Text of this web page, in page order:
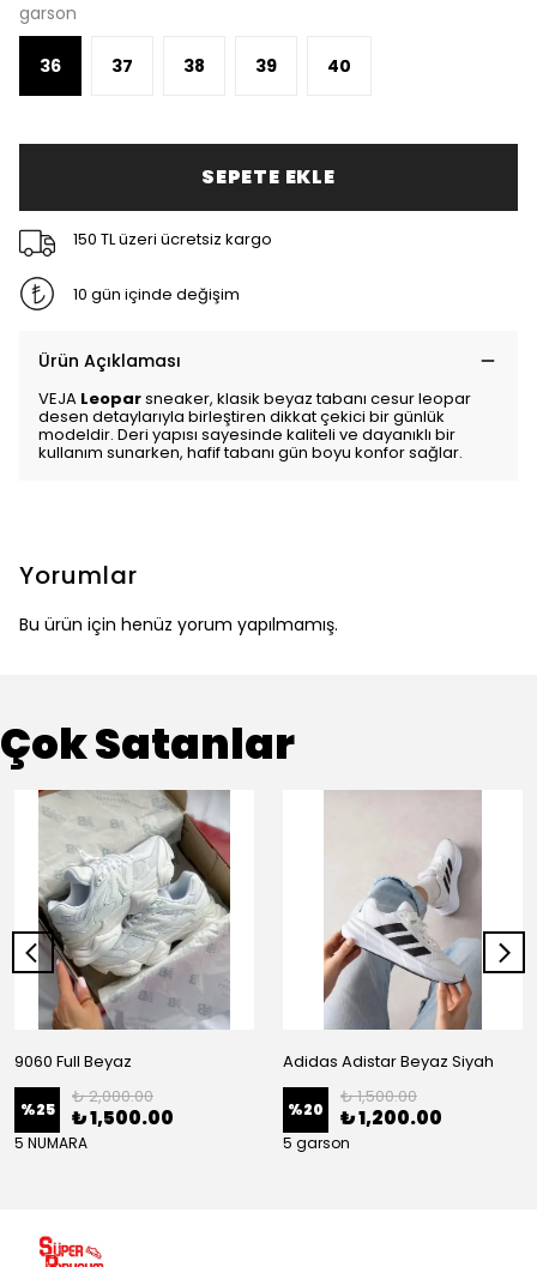
garson
36 37 38 39 40
SEPETE EKLE
150 TL üzeri ücretsiz kargo
10 gün içinde değişim
Ürün Açıklaması
VEJA Leoparsneaker, klasik beyaz tabanı cesur leopar
desen detaylarıyla birleştiren dikkat çekici bir günlük
modeldir. Deri yapısı sayesinde kaliteli ve dayanıklı bir
kullanım sunarken, hafif tabanı gün boyu konfor sağlar.
Yorumlar
Bu ürün için henüz yorum yapılmamış.
Çok Satanlar
9060 Full Beyaz
%25
₺ 2,000.00
₺ 1,500.00
5 NUMARA
Adidas Adistar Beyaz Siyah
%20
₺ 1,500.00
₺ 1,200.00
5 garson